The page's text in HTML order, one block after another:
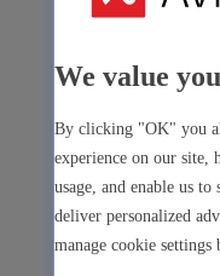
Avira Free Security
Avira Free
We value
By clicking "OK" you
experience on our site,
usage, and enable us
deliver personalized
manage cookie settings